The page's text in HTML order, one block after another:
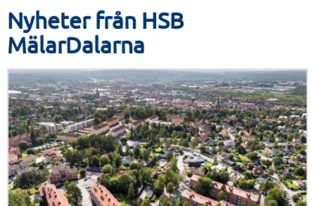
Nyheter från HSB
MälarDalarna